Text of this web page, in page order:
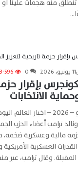
تنطلق منه هجمات علينا
0
بإقرار
الانتخابات
الوطن اليوم – 11 يونيو –
ترامب أعضاء الحزب
مالية وعسكرية
العسكرية
المقبلة. وقال ترامب،